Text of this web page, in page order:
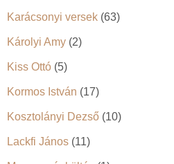
Karácsonyi versek (63)
Károlyi Amy (2)
Kiss Ottó (5)
Kormos István (17)
Kosztolányi Dezső (10)
Lackfi János (11)